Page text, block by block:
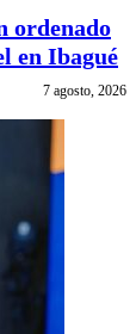
ordenado
en Ibagué
7 agosto, 2026